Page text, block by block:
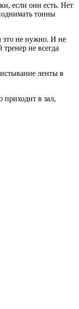
если они есть. Нет
тонны
это не нужно. И не
не всегда
ленты в
приходит в зал,